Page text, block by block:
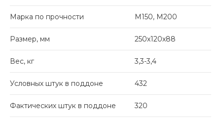
Марка по прочности М150, М200
Размер, мм 250х120х88
Вес, кг 3,3-3,4
Условных штук в поддоне 432
Фактических штук в поддоне 320